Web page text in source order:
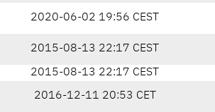
2020-06-02 19:56 CEST
2015-08-13 22:17 CEST
2015-08-13 22:17 CEST
2016-12-11 20:53 CET